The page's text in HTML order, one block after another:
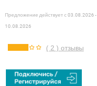
Предложение действует с03.08.2026 -
10.08.2026
( 2 ) отзывы